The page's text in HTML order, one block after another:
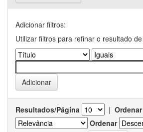
Adicionar filtros:
Utilizar filtros para refinar o resultado
Resultados/Página |
Ordenar